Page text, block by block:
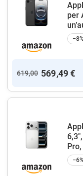
per
619,00 569,49 €